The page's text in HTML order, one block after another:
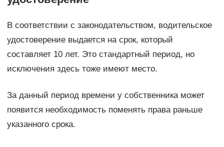
В соответствии с законодательством, водительское
удостоверение выдается на срок, который
составляет 10 лет. Это стандартный период, но
исключения здесь тоже имеют место.
За данный период времени у собственника может
появится необходимость поменять права раньше
указанного срока.